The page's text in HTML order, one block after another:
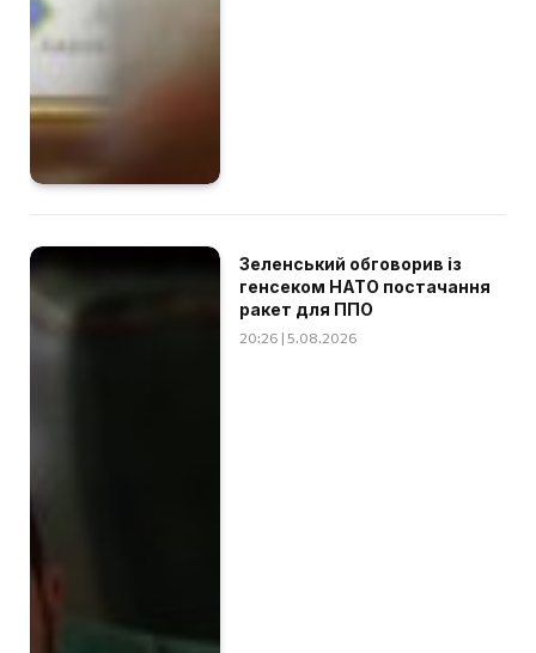
Зеленський обговорив із
генсеком НАТО постачання
ракет для ППО
20:26 | 5.08.2026